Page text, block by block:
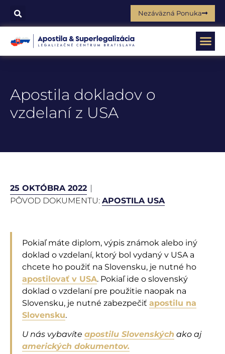
Nezáväzná Ponuka
Apostila dokladov o
vzdelaní z USA
25 OKTÓBRA 2022
PÔVOD DOKUMENTU: APOSTILA USA
Pokiaľ máte diplom, výpis známok alebo iný
doklad o vzdelaní, ktorý bol vydaný v USA a
chcete ho použiť na Slovensku, je nutné ho
apostilovať v USA. Pokiaľ ide o slovenský
doklad o vzdelaní pre použitie naopak na
Slovensku, je nutné zabezpečiť apostilu na
Slovensku.
U nás vybavíte apostilu Slovenských ako aj
amerických dokumentov.